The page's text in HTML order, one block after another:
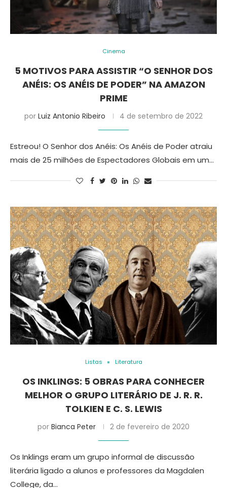
Cinema
5 MOTIVOS PARA ASSISTIR “O SENHOR DOS
ANÉIS: OS ANÉIS DE PODER” NA AMAZON
PRIME
por Luiz Antonio Ribeiro 4 de setembro de 2022
Estreou! O Senhor dos Anéis: Os Anéis de Poder atraiu
mais de 25 milhões de Espectadores Globais em um…
Listas Literatura
OS INKLINGS: 5 OBRAS PARA CONHECER
MELHOR O GRUPO LITERÁRIO DE J. R. R.
TOLKIEN E C. S. LEWIS
por Bianca Peter 2 de fevereiro de 2020
Os Inklings eram um grupo informal de discussão
literária ligado a alunos e professores da Magdalen
College, da…